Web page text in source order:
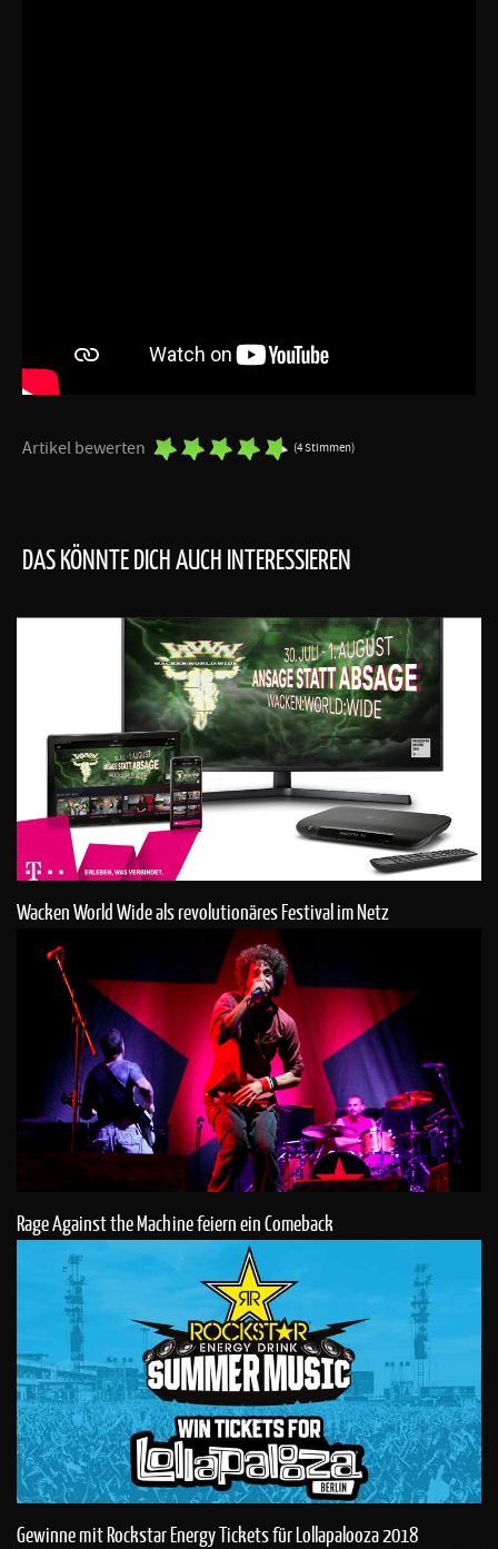
Artikel bewerten (4 Stimmen)
DAS KÖNNTE DICH AUCH INTERESSIEREN
Wacken World Wide als revolutionäres Festival im Netz
Rage Against the Machine feiern ein Comeback
Gewinne mit Rockstar Energy Tickets für Lollapalooza 2018